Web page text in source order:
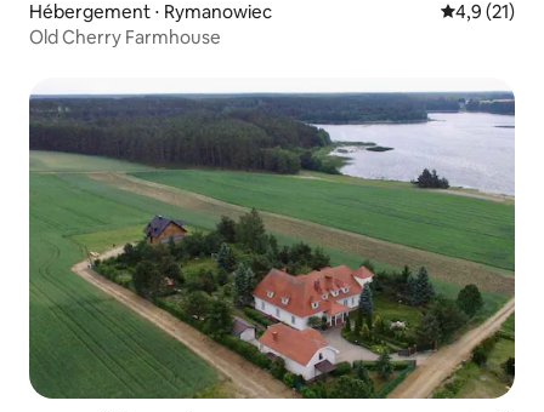
Hébergement ⋅ Rymanowiec Évaluation
4,9 (21)
Old Cherry Farmhouse